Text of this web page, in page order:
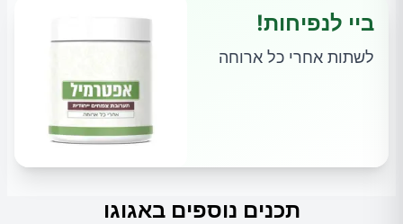
ביי לנפיחות!
לשתות אחרי כל ארוחה
תכנים נוספים באגוגו